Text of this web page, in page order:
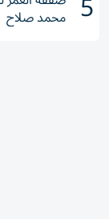
محمد صلاح